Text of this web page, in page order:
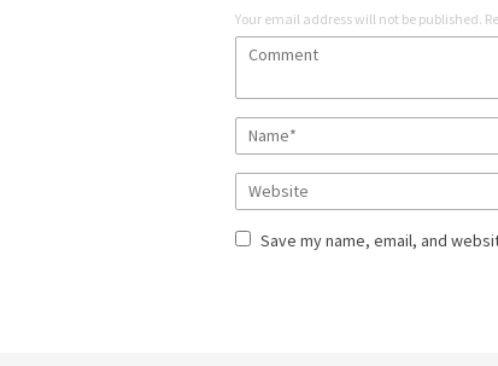
Your email address will not be published.
Save my name, email, and